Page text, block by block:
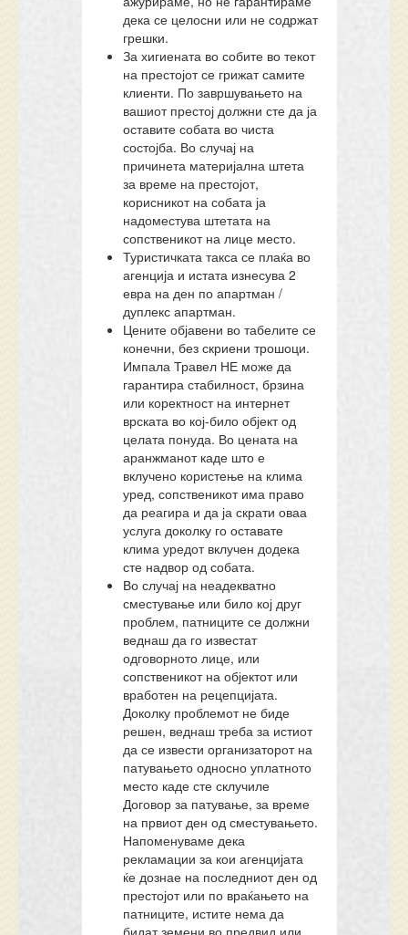
дека се целосни или не содржат
грешки.
За хигиената во собите во текот
на престојот се грижат самите
клиенти. По завршувањето на
вашиот престој должни сте да ја
оставите собата во чиста
состојба. Во случај на
причинета материјална штета
за време на престојот,
корисникот на собата ја
надоместува штетата на
сопственикот на лице место.
Туристичката такса се плаќа во
агенција и истата изнесува 2
евра на ден по апартман /
дуплекс апартман.
Цените објавени во табелите се
конечни, без скриени трошоци.
Импала Травел НЕ може да
гарантира стабилност, брзина
или коректност на интернет
врската во кој-било објект од
целата понуда. Во цената на
аранжманот каде што е
вклучено користење на клима
уред, сопственикот има право
да реагира и да ја скрати оваа
услуга доколку го оставате
клима уредот вклучен додека
сте надвор од собата.
Во случај на неадекватно
сместување или било кој друг
проблем, патниците се должни
веднаш да го известат
одговорното лице, или
сопственикот на објектот или
вработен на рецепцијата.
Доколку проблемот не биде
решен, веднаш треба за истиот
да се извести организаторот на
патувањето односно уплатното
место каде сте склучиле
Договор за патување, за време
на првиот ден од сместувањето.
Напоменуваме дека
рекламации за кои агенцијата
ќе дознае на последниот ден од
престојот или по враќањето на
патниците, истите нема да
бидат земени во предвид или